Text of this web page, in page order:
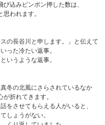
込みピンポン押した数は、
われます。
の長谷川と申します。」と伝えて
った冷たい返事。
いうような返事。
冬の北風にさらされているなか
折れてきます。
をさせてもらえる人がいると、
しょうがない。